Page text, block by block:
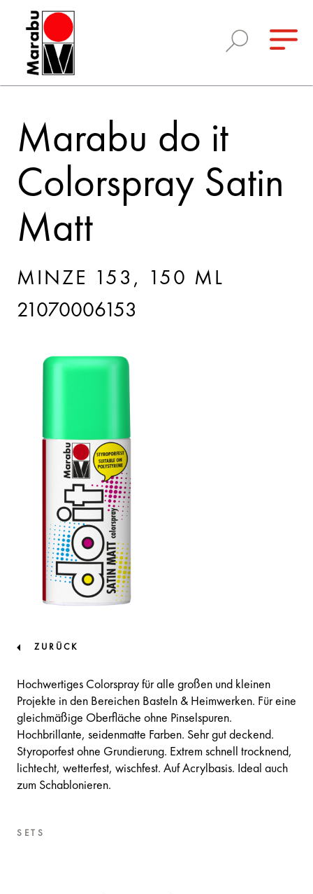
Marabu do it
Colorspray Satin
Matt
MINZE 153, 150 ML
21070006153
ZURÜCK
Hochwertiges Colorspray für alle großen und kleinen
Projekte in den Bereichen Basteln & Heimwerken. Für eine
gleichmäßige Oberfläche ohne Pinselspuren.
Hochbrillante, seidenmatte Farben. Sehr gut deckend.
Styroporfest ohne Grundierung. Extrem schnell trocknend,
lichtecht, wetterfest, wischfest. Auf Acrylbasis. Ideal auch
zum Schablonieren.
SETS